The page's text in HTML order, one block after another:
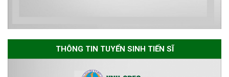
Thông báo danh sách thí sinh
đủ điều kiện dự tuyển Chương
trình đào tạo tiến sĩ chuyên
ngành Môi trường và phát triển
THÔNG TIN TUYỂN SINH TIẾN SĨ